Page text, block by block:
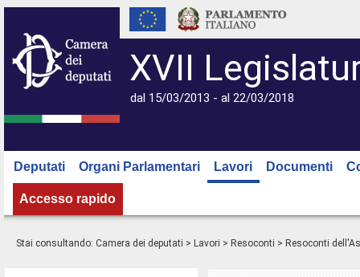
XVII
dal 15/03/2013 - al 22/03/2018
Deputati Organi Parlamentari Lavori Documenti
Accesso rapido
Stai consultando: Camera dei deputati > Lavori > Resoconti > Resoconti